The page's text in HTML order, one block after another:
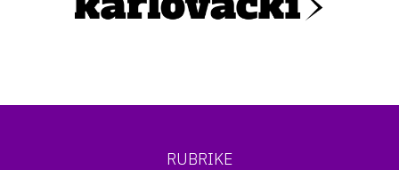
RUBRIKE